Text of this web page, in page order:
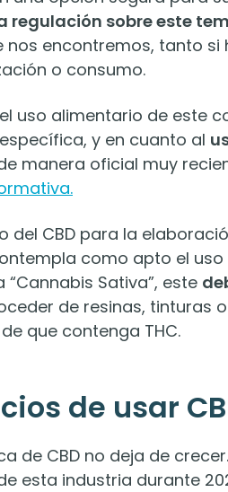
regulación sobre este
nos encontremos, tanto
o consumo.
el uso alimentario de este
y en cuanto al
manera oficial muy
del CBD para la
como apto el uso
“Cannabis Sativa”, este
de resinas, tinturas
que contenga THC.
de usar
de CBD no deja de
esta industria durante